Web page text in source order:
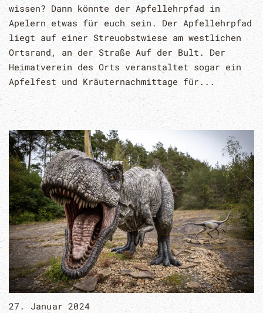
wissen? Dann könnte der Apfellehrpfad in
Apelern etwas für euch sein. Der Apfellehrpfad
liegt auf einer Streuobstwiese am westlichen
Ortsrand, an der Straße Auf der Bult. Der
Heimatverein des Orts veranstaltet sogar ein
Apfelfest und Kräuternachmittage für...
27. Januar 2024